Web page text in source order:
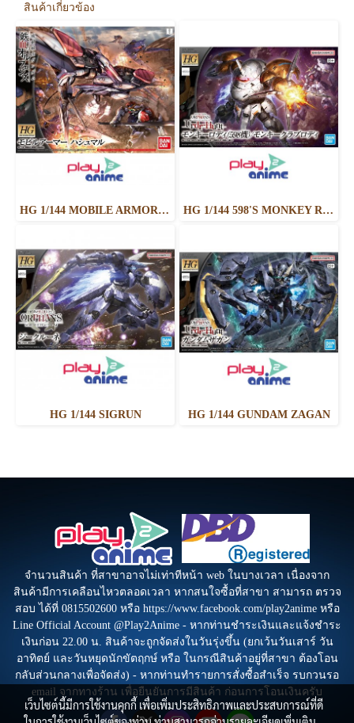
สินค้าเกี่ยวข้อง
HG 1/144 MOBILE ARMOR HASHMAL HG 1/144 598'S MONKEY RODI / MONKEY CRAB RODI
HG 1/144 SIGRUN HG 1/144 GUNDAM ZAGAN
จำนวนสินค้า ที่สาขาอาจไม่เท่าทีหน้า web ในบางเวลา เนื่องจาก
สินค้ามีการเคลือนไหวตลอดเวลา หากสนใจซื้อที่สาขา สามารถ ตรวจ
สอบ ได้ที่ 0815502600 หรือ https://www.facebook.com/play2anime หรือ
Line Official Account @Play2Anime - หากท่านชำระเงินและแจ้งชำระ
เงินก่อน 22.00 น. สินค้าจะถูกจัดส่งในวันรุ่งขึ้น (ยกเว้นวันเสาร์ วัน
อาทิตย์ และวันหยุดนักขัตฤกษ์ หรือ ในกรณีสินค้าอยู่ที่สาขา ต้องโอน
กลับส่วนกลางเพื่อจัดส่ง) - หากท่านทำรายการสั่งซื้อสำเร็จ รบกวนรอ
email จากทางร้าน เพื่อยืนยันการมีสินค้า ก่อนการโอนเงินครับ
เว็บไซต์นี้มีการใช้งานคุกกี้ เพื่อเพิ่มประสิทธิภาพและประสบการณ์ที่ดี